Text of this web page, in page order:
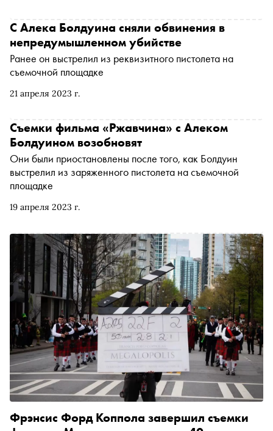
21 апреля 2023 г.
С Алека Болдуина сняли обвинения в
непредумышленном убийстве
Ранее он выстрелил из реквизитного пистолета на
съемочной площадке
19 апреля 2023 г.
Съемки фильма «Ржавчина» с Алеком
Болдуином возобновят
Они были приостановлены после того, как Болдуин
выстрелил из заряженного пистолета на съемочной
площадке
Фрэнсис Форд Коппола завершил съемки